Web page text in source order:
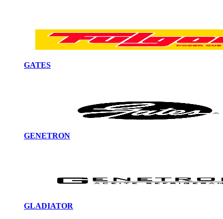
GATES
GENETRON
GLADIATOR